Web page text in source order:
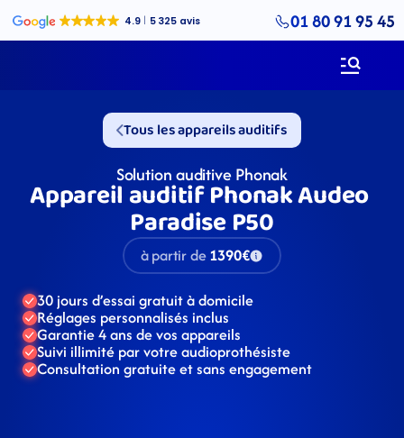
01 80 91 95 45
Tous les appareils auditifs
Solution auditive Phonak
Appareil auditif Phonak Audeo
Paradise P50
à partir de1390€
30 jours d’essai gratuit à domicile
Réglages personnalisés inclus
Garantie 4 ans de vos appareils
Suivi illimité par votre audioprothésiste
Consultation gratuite et sans engagement